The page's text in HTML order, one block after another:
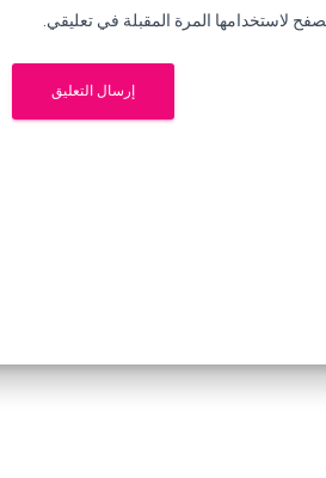
لاستخدامها المرة المقبلة في تعليقي.